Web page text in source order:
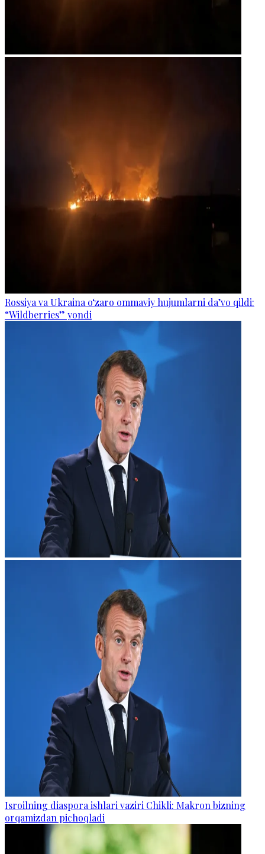
Rossiya va Ukraina o‘zaro ommaviy hujumlarni da’vo qildi:
“Wildberries” yondi
Isroilning diaspora ishlari vaziri Chikli: Makron bizning
orqamizdan pichoqladi